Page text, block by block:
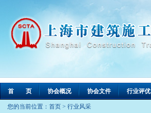
首 页 协会概况 协会文件 行业评优
您的当前位置： 首页 > 行业风采